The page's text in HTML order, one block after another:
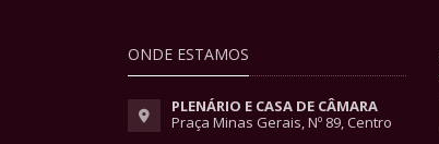
ONDE ESTAMOS
PLENÁRIO E CASA DE CÂMARA
Praça Minas Gerais, Nº 89, Centro